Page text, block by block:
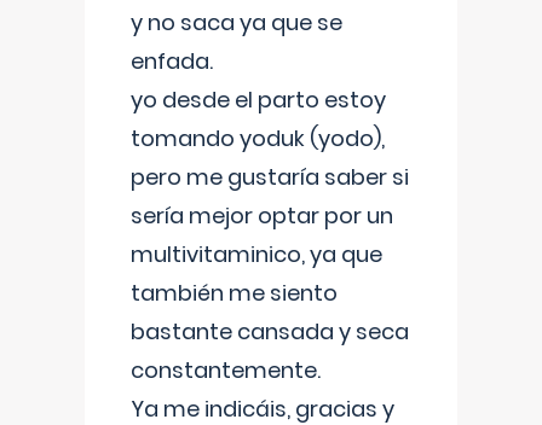
y no saca ya que se
enfada.
yo desde el parto estoy
tomando yoduk (yodo),
pero me gustaría saber si
sería mejor optar por un
multivitaminico, ya que
también me siento
bastante cansada y seca
constantemente.
Ya me indicáis, gracias y